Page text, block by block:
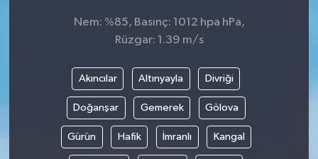
Nem: %85, Basınç: 1012 hpa hPa,
Rüzgar: 1.39 m/s
Akıncılar Altınyayla Divriği
Doğanşar Gemerek Gölova
Gürün Hafik İmranlı Kangal
Resmî ilanlar
Sağlık